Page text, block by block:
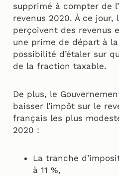
supprimé à compter de
revenus 2020. À ce
perçoivent des revenus
une prime de départ à
possibilité d’étaler sur
de la fraction taxable.
De plus, le
baisser l’impôt sur le
français les plus
2020 :
La tranche
à 11 %,